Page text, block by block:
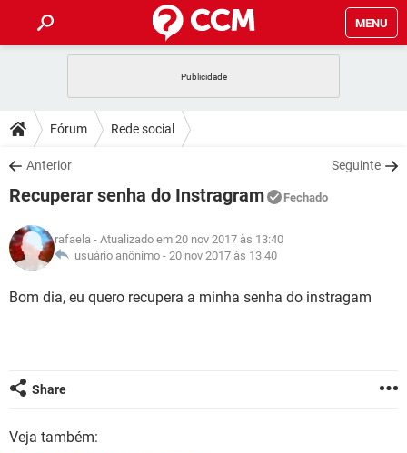
MENU
CELULAR
OUTLOOK
INSTAGRAM GMAIL
GUIA DE COMPRAS
DICAS
JOGOS
INSTAGRAM GMAIL
GUIA DE COMPRAS
DOWNLOADS
JOGOS WHATSAPP
CELULAR
OUTLOOK EXCEL
INSTAGRAM GMAIL
FÓRUM
JOGOS WHATSAPP
CELULAR
OUTLOOK EXCEL
GLOSSÁRIO
JOGOS WHATSAPP
INSTAGRAM
Fórum Rede social
Anterior Seguinte
Recuperar senha do Instragram Fechado
rafaela - Atualizado em 20 nov 2017 às 13:40
usuário anônimo - 20 nov 2017 às 13:40
Bom dia, eu quero recupera a minha senha do instragam
Share
Veja também: